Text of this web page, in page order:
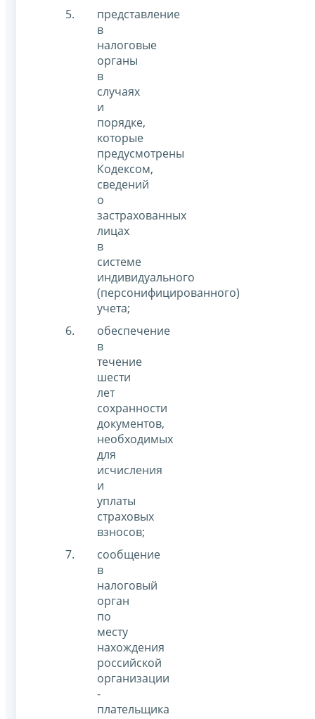
представление
в
налоговые
органы
в
случаях
и
порядке,
которые
предусмотрены
Кодексом,
сведений
о
застрахованных
лицах
в
системе
индивидуального
(персонифицированного)
учета;
обеспечение
в
течение
шести
лет
сохранности
документов,
необходимых
для
исчисления
и
уплаты
страховых
взносов;
сообщение
в
налоговый
орган
по
месту
нахождения
российской
организации
-
плательщика